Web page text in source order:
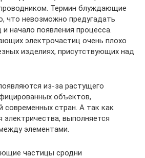
Термин блуждающие
что невозможно предугадать
начало появления процесса.
электрочастиц очень плохо
изделиях, присутствующих над
из-за растущего
объектов,
современных стран. А так как
электричества, выполняется
элементами.
частицы сродни